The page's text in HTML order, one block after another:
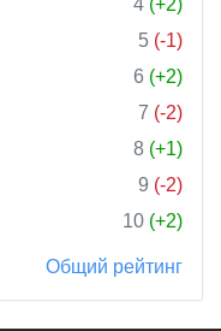
4 (+2)
5 (-1)
6 (+2)
7 (-2)
8 (+1)
9 (-2)
10 (+2)
Общий рейтинг